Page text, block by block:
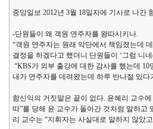
중앙일보 2012년 3월 18일자에 기사로 나간
-단원들이 왜 객원 연주자를 왕따시키나.
“객원 연주자는 원래 악단에서 책임졌는데
결정을 하겠다고 했더니 단원들이 ‘그럼 니
“KBS가 외부 출강에 대한 감사를 했는데
내가 연주자를 데려왔는데 하루 반나절 있
함신익의 거짓말은 끝이 없다. 윤혜리 교수
따”를 당해 윤 교수가 돌아간 것처럼 말하고
리 교수는 “지휘자는 사실대로 말하지 않았